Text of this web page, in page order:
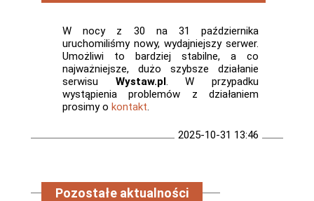
W nocy z 30 na 31 października
uruchomiliśmy nowy, wydajniejszy serwer.
Umożliwi to bardziej stabilne, a co
najważniejsze, dużo szybsze działanie
serwisu Wystaw.pl. W przypadku
wystąpienia problemów z działaniem
prosimy o kontakt.
2025-10-31 13:46
Pozostałe aktualności